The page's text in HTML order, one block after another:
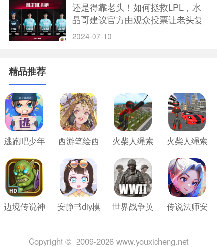
还是得靠老头！如何拯救LPL，水
晶哥建议官方由观众投票让老头复
出打比赛
2024-07-10
精品推荐
逃跑吧少年
2024最新版
西游笔绘西
行游戏手机
版
火柴人绳索
英雄老旧版
火柴人绳索
英雄1无限钻
石版
边境传说神
安静书diy模
世界战争英
传说法师安
Copyright © 2009-2026 www.youxicheng.net